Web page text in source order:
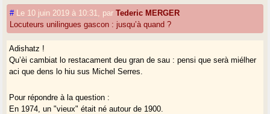
# Le 10 juin 2019 à 10:31 parTederic MERGER
Locuteurs unilingues gascon : jusqu’à quand ?
Adishatz !
Qu’èi cambiat lo restacament deu gran de sau : pensi que serà miélher
aci que dens lo hiu sus Michel Serres.
Pour répondre à la question :
En 1974, un "vieux" était né autour de 1900.